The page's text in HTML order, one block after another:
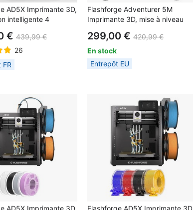
AD5X Imprimante 3D,
intelligente 4
€ 439,99 €
26
FR
Flashforge Adventurer 5M
Imprimante 3D, mise à niveau
maximale de 600 mm/s, rappel
de fin de filament, récupération
en cas de panne de courant,
écran tactile LCD de 4,3
299,00 € 420,99 €
En stock
Entrepôt EU
AD5X Imprimante 3D
Flashforge AD5X Imprimante 3D